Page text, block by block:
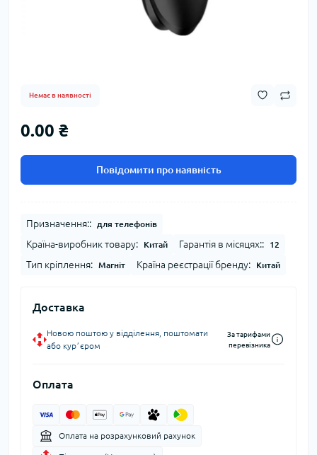
Немає в наявності
0.00 ₴
Повідомити про наявність
Призначення:: для телефонів
Країна-виробник товару: Китай Гарантія в місяцях:: 12
Тип кріплення: Магніт Країна реєстрації бренду: Китай
Доставка
Новою поштою у відділення, поштомати
або курʼєром
За тарифами
перевізника
Оплата
Оплата на розрахунковий рахунок